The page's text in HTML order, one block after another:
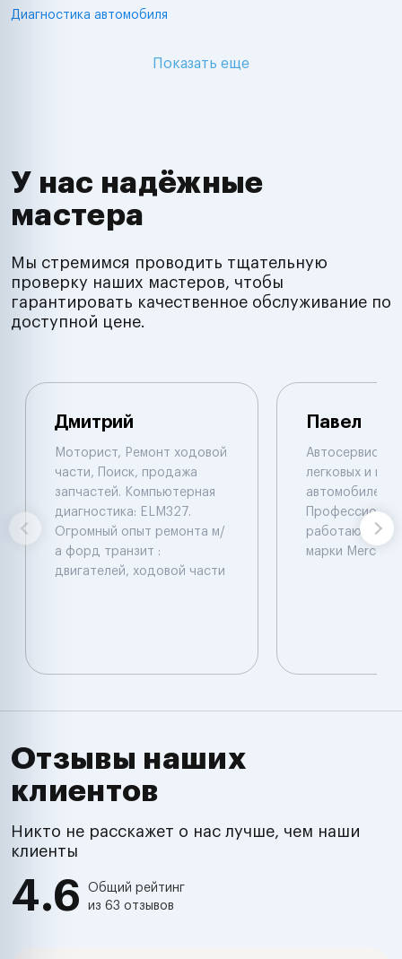
Диагностика автомобиля
Показать еще
У нас надёжные
мастера
Мы стремимся проводить тщательную
проверку наших мастеров, чтобы
гарантировать качественное обслуживание по
доступной цене.
Дмитрий
Моторист, Ремонт ходовой
части, Поиск, продажа
запчастей. Компьютерная
диагностика: ELM327.
Огромный опыт ремонта м/
а форд транзит :
двигателей, ходовой части
Павел
Автосервис по
легковых и
автомобилей.
работают с
марки
Отзывы наших
клиентов
Никто не расскажет о нас лучше, чем наши
клиенты
4.6
Общий рейтинг
из 63 отзывов